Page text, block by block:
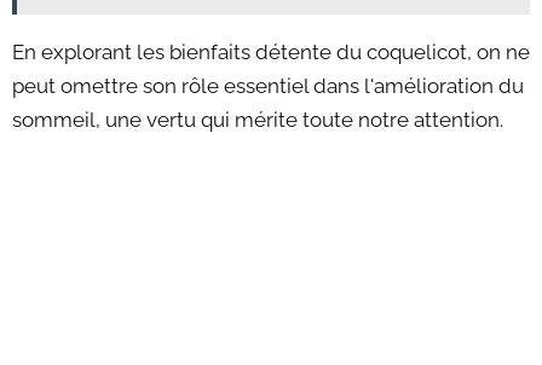
En explorant les bienfaits détente du coquelicot, on ne
peut omettre son rôle essentiel dans l'amélioration du
sommeil, une vertu qui mérite toute notre attention.